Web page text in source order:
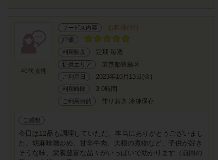
40代 女性
サービス内容 お料理代行
評価
利用頻度
定期 毎週
提供エリア 東京都豊島区
ご利用日 2023年10月13日(金)
利用時間 3.0時間
ご利用目的 作りおき 冷凍保存
ご感想
今日は12品も調理していただ、本当にありがとうございまし
た。胡麻味噌炒め、甘辛牛肉、大根の煮物など、子供が好き
そうな味、栄養豊富な品々がいっぱいで助かります（前回の